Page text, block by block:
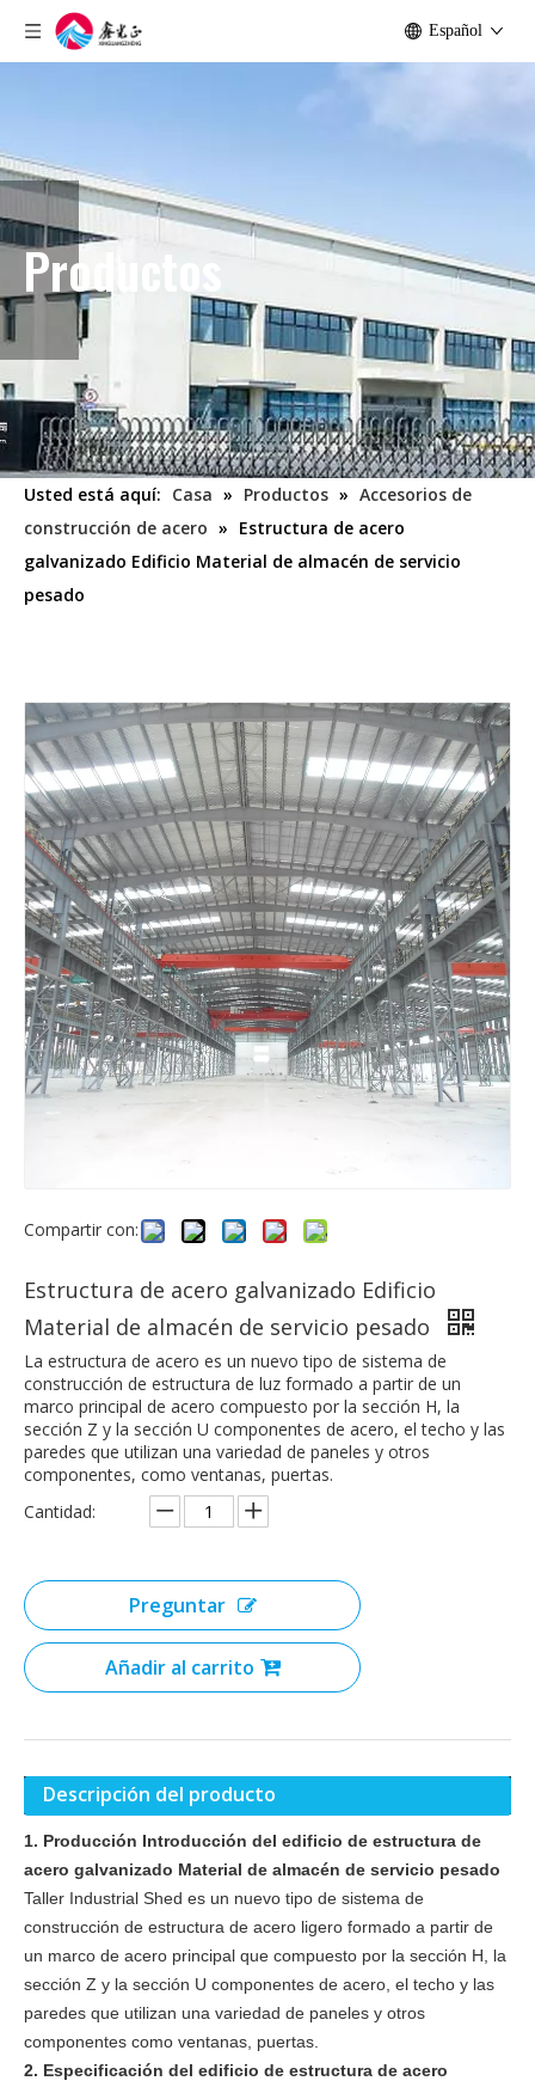
Español
Productos
Usted está aquí: Casa » Productos » Accesorios de
construcción de acero » Estructura de acero
galvanizado Edificio Material de almacén de servicio
pesado
Compartir con:
Estructura de acero galvanizado Edificio
Material de almacén de servicio pesado
La estructura de acero es un nuevo tipo de sistema de
construcción de estructura de luz formado a partir de un
marco principal de acero compuesto por la sección H, la
sección Z y la sección U componentes de acero, el techo y las
paredes que utilizan una variedad de paneles y otros
componentes, como ventanas, puertas.
Cantidad:
Preguntar
Añadir al carrito
Descripción del producto
1. Producción Introducción del edificio de estructura de
acero galvanizado Material de almacén de servicio pesado
Taller Industrial Shed es un nuevo tipo de sistema de
construcción de estructura de acero ligero formado a partir de
un marco de acero principal que compuesto por la sección H, la
sección Z y la sección U componentes de acero, el techo y las
paredes que utilizan una variedad de paneles y otros
componentes como ventanas, puertas.
2. Especificación del edificio de estructura de acero